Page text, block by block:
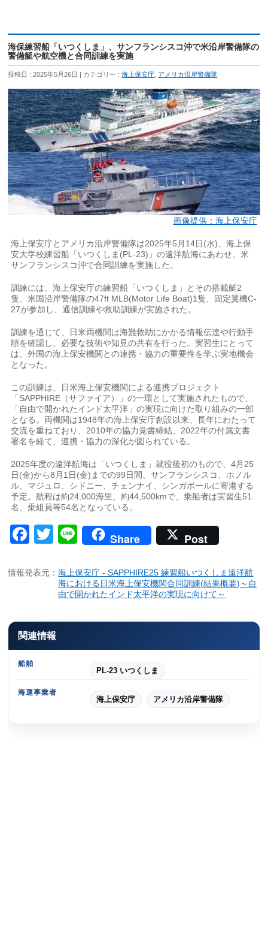
海保練習船「いつくしま」、サンフランシスコ沖で米沿岸警備隊の
警備艇や航空機と合同訓練を実施
投稿日 : 2025年5月26日 カテゴリー :海上保安庁 アメリカ沿岸警備隊
画像提供：海上保安庁
海上保安庁とアメリカ沿岸警備隊は2025年5月14日(水)、海上保
安大学校練習船「いつくしま(PL-23)」の遠洋航海にあわせ、米
サンフランシスコ沖で合同訓練を実施した。
訓練には、海上保安庁の練習船「いつくしま」とその搭載艇2
隻、米国沿岸警備隊の47ft MLB(Motor Life Boat)1隻、固定翼機C-
27が参加し、通信訓練や救助訓練が実施された。
訓練を通じて、日米両機関は海難救助にかかる情報伝達や行動手
順を確認し、必要な技術や知見の共有を行った。実習生にとって
は、外国の海上保安機関との連携・協力の重要性を学ぶ実地機会
となった。
この訓練は、日米海上保安機関による連携プロジェクト
「SAPPHIRE（サファイア）」の一環として実施されたもので、
「自由で開かれたインド太平洋」の実現に向けた取り組みの一部
となる。両機関は1948年の海上保安庁創設以来、長年にわたって
交流を重ねており、2010年の協力覚書締結、2022年の付属文書
署名を経て、連携・協力の深化が図られている。
2025年度の遠洋航海は「いつくしま」就役後初のもので、4月25
日(金)から8月1日(金)までの99日間、サンフランシスコ、ホノル
ル、マジュロ、シドニー、チェンナイ、シンガポールに寄港する
予定。航程は約24,000海里、約44,500kmで、乗船者は実習生51
名、乗組員等54名となっている。
Facebook
Twitter
LineShare Post
情報発表元：海上保安庁 - SAPPHIRE25 練習船いつくしま遠洋航
海における日米海上保安機関合同訓練(結果概要)～自
由で開かれたインド太平洋の実現に向けて～
関連情報
船舶
PL-23 いつくしま
海運事業者
海上保安庁 アメリカ沿岸警備隊